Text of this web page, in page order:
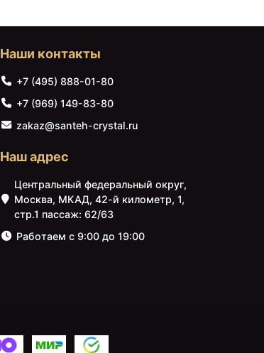
Наши контакты
+7 (495) 888-01-80
+7 (969) 149-83-80
zakaz@santeh-crystal.ru
Наш адрес
Центральный федеральный округ,
Москва, МКАД, 42-й километр, 1,
стр.1 пассаж: 62/63
Работаем с 9:00 до 19:00